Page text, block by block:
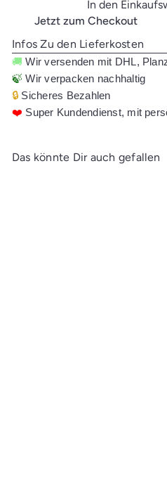
In den
Jetzt zum Checkout
Infos Zu den Lieferkosten
🚚 Wir versenden mit DHL,
🍃 Wir verpacken nachhaltig
🔒 Sicheres Bezahlen
❤️ Super Kundendienst, mit
Das könnte Dir auch gefallen